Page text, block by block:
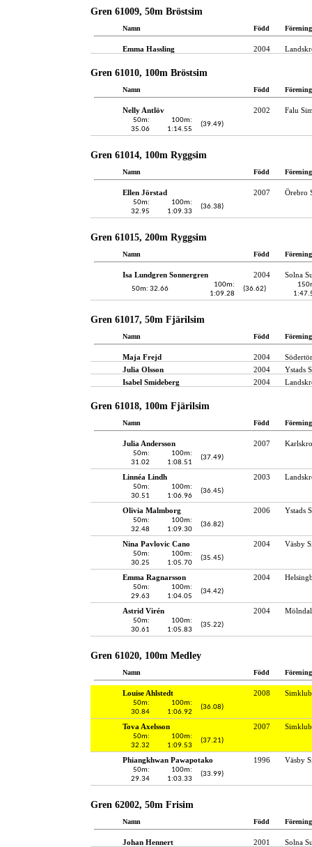
Gren 61009, 50m Bröstsim
Namn Född Förening
Emma Hassling 2004
Gren 61010, 100m Bröstsim
Namn Född Förening
Nelly Antlöv 2002 Falu
50m:
35.06
100m:
1:14.55
(39.49)
Gren 61014, 100m Ryggsim
Namn Född Förening
Ellen Jörstad 2007 Örebro
50m:
32.95
100m:
1:09.33
(36.38)
Gren 61015, 200m Ryggsim
Namn Född Förening
Isa Lundgren Sonnergren 2004 Solna
50m: 32.66
100m:
1:09.28
(36.62)
Gren 61017, 50m Fjärilsim
Namn Född Förening
Maja Frejd 2004
Julia Olsson
2004
Ystads
Isabel Smideberg
2004
Gren 61018, 100m Fjärilsim
Namn Född Förening
Julia Andersson 2007
50m:
31.02
100m:
1:08.51
(37.49)
Linnéa Lindh 2003
50m:
30.51
100m:
1:06.96
(36.45)
Olivia Malmborg 2006 Ystads
50m:
32.48
100m:
1:09.30
(36.82)
Nina Pavlovic Cano 2004 Väsby
50m:
30.25
100m:
1:05.70
(35.45)
Emma Ragnarsson 2004
50m:
29.63
100m:
1:04.05
(34.42)
Astrid Virén 2004
50m:
30.61
100m:
1:05.83
(35.22)
Gren 61020, 100m Medley
Namn Född Förening
Louise Ahlstedt 2008
50m:
30.84
100m:
1:06.92
(36.08)
Tova Axelsson 2007
50m:
32.32
100m:
1:09.53
(37.21)
Phiangkhwan Pawapotako 1996 Väsby
50m:
29.34
100m:
1:03.33
(33.99)
Gren 62002, 50m Frisim
Namn Född Förening
Johan Hennert 2001 Solna